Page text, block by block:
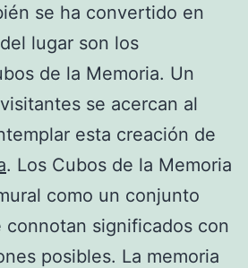
se ha convertido en
lugar son los
de la Memoria. Un
se acercan al
esta creación de
. Los Cubos de la Memoria
como un conjunto
significados con
posibles. La memoria